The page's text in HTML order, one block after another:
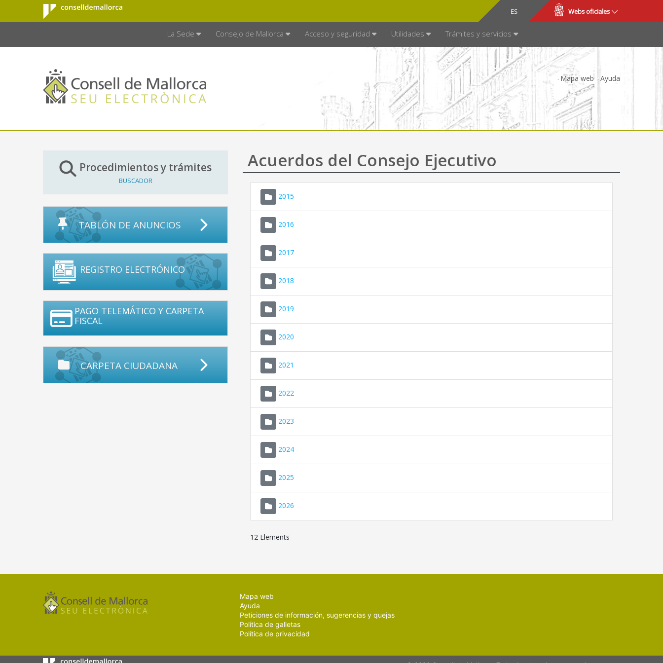
Saltar al contenido principal
Consell de
Mallorca
ES
CA Webs oficiales
La Sede Consejo de Mallorca Acceso y seguridad Utilidades Trámites y servicios
Mapa web Ayuda
Procedimientos y trámites
BUSCADOR
TABLÓN DE ANUNCIOS
REGISTRO ELECTRÓNICO
PAGO TELEMÁTICO Y CARPETA
FISCAL
CARPETA CIUDADANA
Acuerdos del Consejo Ejecutivo
2015
2016
2017
2018
2019
2020
2021
2022
2023
2024
2025
2026
12 Elements
Mapa web
Ayuda
Peticiones de información, sugerencias y quejas
Política de galletas
Política de privacidad